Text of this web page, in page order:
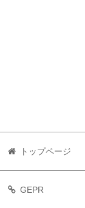
トップページ
GEPR